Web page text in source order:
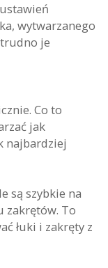
wytwarzanego
je
Co to
jak
najbardziej
są szybkie na
zakrętów. To
łuki i zakręty z